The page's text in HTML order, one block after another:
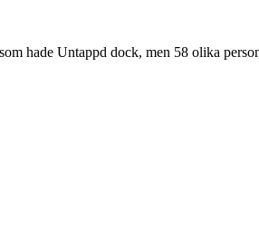
hade Untappd dock, men 58 olika